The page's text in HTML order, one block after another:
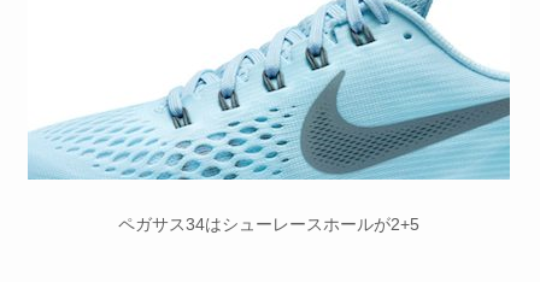
ペガサス34はシューレースホールが2+5